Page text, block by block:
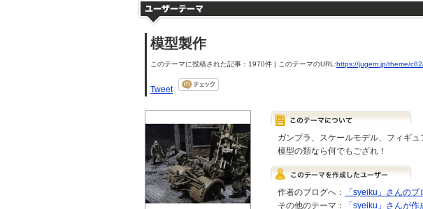
模型製作
このテーマに投稿された記事：1970件 | このテーマのURL:https://jugem.jp/theme/
Tweet
ガンプラ、スケールモデル、フィギ
模型の類なら何でもござれ！
作者のブログへ：
「syeiku」さんのブ
その他のテーマ：
「syeiku」さんが